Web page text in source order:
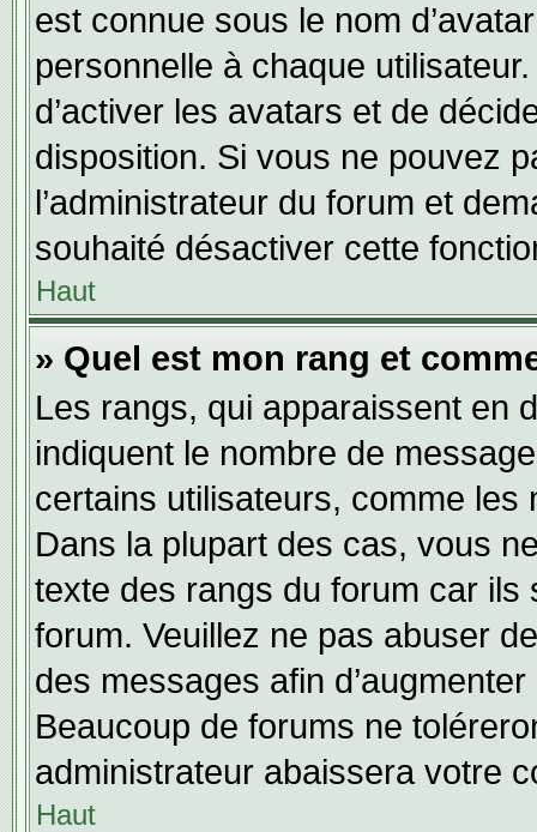
est connue sous le nom
personnelle à chaque
d’activer les avatars et de
disposition. Si vous ne pouvez
l’administrateur du forum et
souhaité désactiver cette
Haut
» Quel est mon rang et
Les rangs, qui apparaissent en
indiquent le nombre de
certains utilisateurs, comme
Dans la plupart des cas, vous
texte des rangs du forum car ils
forum. Veuillez ne pas abuser
des messages afin
Beaucoup de forums ne
administrateur abaissera votre
Haut